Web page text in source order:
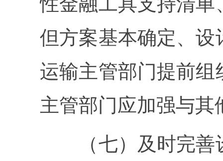
但方案基本确定、
运输主管部门提前
主管部门应加强与
（七）及时完善